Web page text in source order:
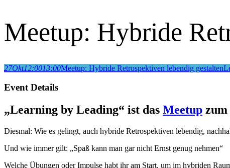
Meetup: Hybride
27Okt12:0013:00Meetup: Hybride Retrospektiven lebendig gestalten
Event Details
„Learning by Leading“ ist das Meetup
Diesmal: Wie es gelingt, auch hybride Retrospektiven lebendig,
Und wie immer gilt: „Spaß kann man gar nicht Ernst genug nehmen“
Welche Übungen oder Impulse habt ihr am Start, um im hybriden